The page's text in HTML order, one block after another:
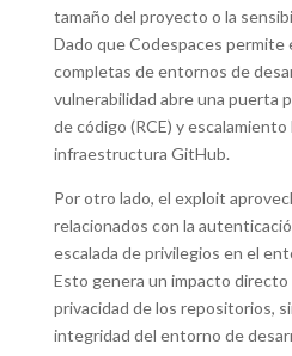
tamaño del proyecto o la
Dado que Codespaces permite
completas de entornos de
vulnerabilidad abre una puerta
de código (RCE) y
infraestructura GitHub.
Por otro lado, el exploit
relacionados con la
escalada de privilegios en el
Esto genera un impacto directo
privacidad de los repositorios,
integridad del entorno de